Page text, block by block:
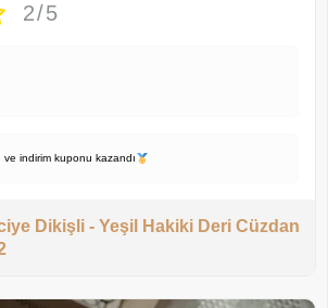
2/5
ve indirim kuponu kazandı
Dikişli - Yeşil Hakiki Deri Cüzdan